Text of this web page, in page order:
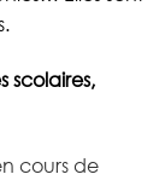
scolaires,
cours de